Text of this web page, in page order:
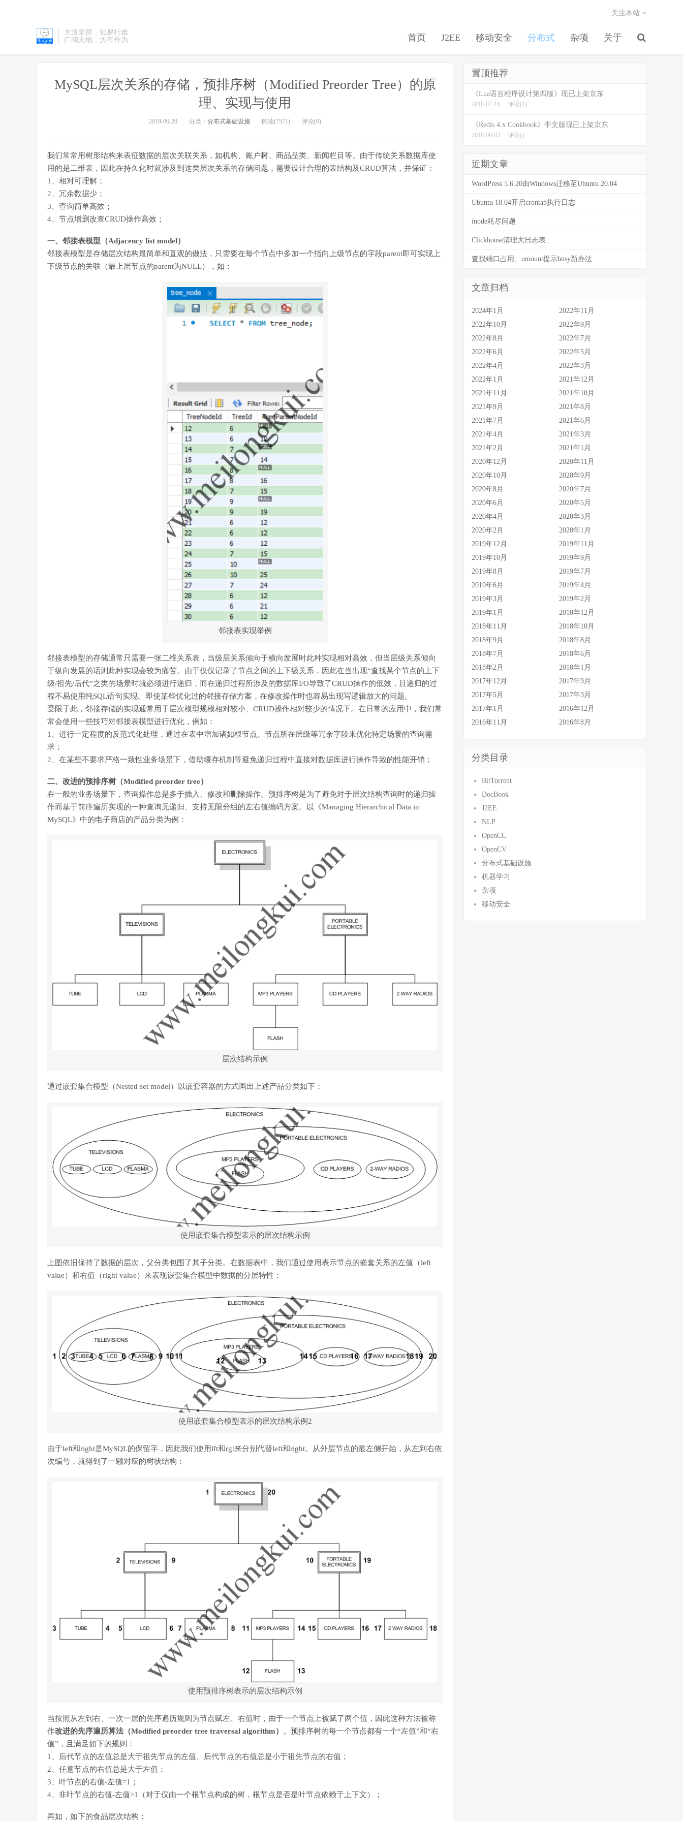
大道至简，知易行难
广阔天地，大有作为
首页 J2EE 移动安全 分布式 杂项 关于
关注本站
MySQL层次关系的存储，预排序树（Modified Preorder Tree）的原
理、实现与使用
2019-06-20 分类： 分布式基础设施 阅读(7571) 评论(0)
我们常常用树形结构来表征数据的层次关联关系，如机构、账户树、商品品类、新闻栏目等。由于传统关系数据库使
用的是二维表，因此在持久化时就涉及到这类层次关系的存储问题，需要设计合理的表结构及CRUD算法，并保证：
1、相对可理解；
2、冗余数据少；
3、查询简单高效；
4、节点增删改查CRUD操作高效；
一、邻接表模型（Adjacency list model）
邻接表模型是存储层次结构最简单和直观的做法，只需要在每个节点中多加一个指向上级节点的字段parent即可实现上
下级节点的关联（最上层节点的parent为NULL），如：
邻接表实现举例
邻接表模型的存储通常只需要一张二维关系表，当级层关系倾向于横向发展时此种实现相对高效，但当层级关系倾向
于纵向发展的话则此种实现会较为痛苦。由于仅仅记录了节点之间的上下级关系，因此在当出现“查找某个节点的上下
级/祖先/后代”之类的场景时就必须进行递归，而在递归过程所涉及的数据库I/O导致了CRUD操作的低效，且递归的过
程不易使用纯SQL语句实现。即使某些优化过的邻接存储方案，在修改操作时也容易出现写逻辑放大的问题。
受限于此，邻接存储的实现通常用于层次模型规模相对较小、CRUD操作相对较少的情况下。在日常的应用中，我们常
常会使用一些技巧对邻接表模型进行优化，例如：
1、进行一定程度的反范式化处理，通过在表中增加诸如根节点、节点所在层级等冗余字段来优化特定场景的查询需
求；
2、在某些不要求严格一致性业务场景下，借助缓存机制等避免递归过程中直接对数据库进行操作导致的性能开销；
二、改进的预排序树（Modified preorder tree）
在一般的业务场景下，查询操作总是多于插入、修改和删除操作。预排序树是为了避免对于层次结构查询时的递归操
作而基于前序遍历实现的一种查询无递归、支持无限分组的左右值编码方案。以《Managing Hierarchical Data in
MySQL》中的电子商店的产品分类为例：
层次结构示例
通过嵌套集合模型（Nested set model）以嵌套容器的方式画出上述产品分类如下：
使用嵌套集合模型表示的层次结构示例
上图依旧保持了数据的层次，父分类包围了其子分类。在数据表中，我们通过使用表示节点的嵌套关系的左值（left
value）和右值（right value）来表现嵌套集合模型中数据的分层特性：
使用嵌套集合模型表示的层次结构示例2
由于left和right是MySQL的保留字，因此我们使用lft和rgt来分别代替left和right。从外层节点的最左侧开始，从左到右依
次编号，就得到了一颗对应的树状结构：
使用预排序树表示的层次结构示例
当按照从左到右、一次一层的先序遍历规则为节点赋左、右值时，由于一个节点上被赋了两个值，因此这种方法被称
作改进的先序遍历算法（Modified preorder tree traversal algorithm） 。预排序树的每一个节点都有一个“左值”和“右
值”，且满足如下的规则：
1、后代节点的左值总是大于祖先节点的左值、后代节点的右值总是小于祖先节点的右值；
2、任意节点的右值总是大于左值；
3、叶节点的右值-左值=1；
4、非叶节点的右值-左值>1（对于仅由一个根节点构成的树，根节点是否是叶节点依赖于上下文）；
再如，如下的食品层次结构：
置顶推荐
《Lua语言程序设计第四版》现已上架京东
2018-07-16 评论(1)
《Redis 4.x Cookbook》中文版现已上架京东
2018-06-03 评论()
近期文章
WordPress 5.6.20由Windows迁移至Ubuntu 20.04
Ubuntu 18.04开启crontab执行日志
inode耗尽问题
Clickhouse清理大日志表
查找端口占用、umount提示busy新办法
文章归档
2024年1月
2022年11月
2022年10月
2022年9月
2022年8月
2022年7月
2022年6月
2022年5月
2022年4月
2022年3月
2022年1月
2021年12月
2021年11月
2021年10月
2021年9月
2021年8月
2021年7月
2021年6月
2021年4月
2021年3月
2021年2月
2021年1月
2020年12月
2020年11月
2020年10月
2020年9月
2020年8月
2020年7月
2020年6月
2020年5月
2020年4月
2020年3月
2020年2月
2020年1月
2019年12月
2019年11月
2019年10月
2019年9月
2019年8月
2019年7月
2019年6月
2019年4月
2019年3月
2019年2月
2019年1月
2018年12月
2018年11月
2018年10月
2018年9月
2018年8月
2018年7月
2018年6月
2018年2月
2018年1月
2017年12月
2017年9月
2017年5月
2017年3月
2017年1月
2016年12月
2016年11月
2016年8月
分类目录
BitTorrent
DocBook
J2EE
NLP
OpenCC
OpenCV
分布式基础设施
机器学习
杂项
移动安全